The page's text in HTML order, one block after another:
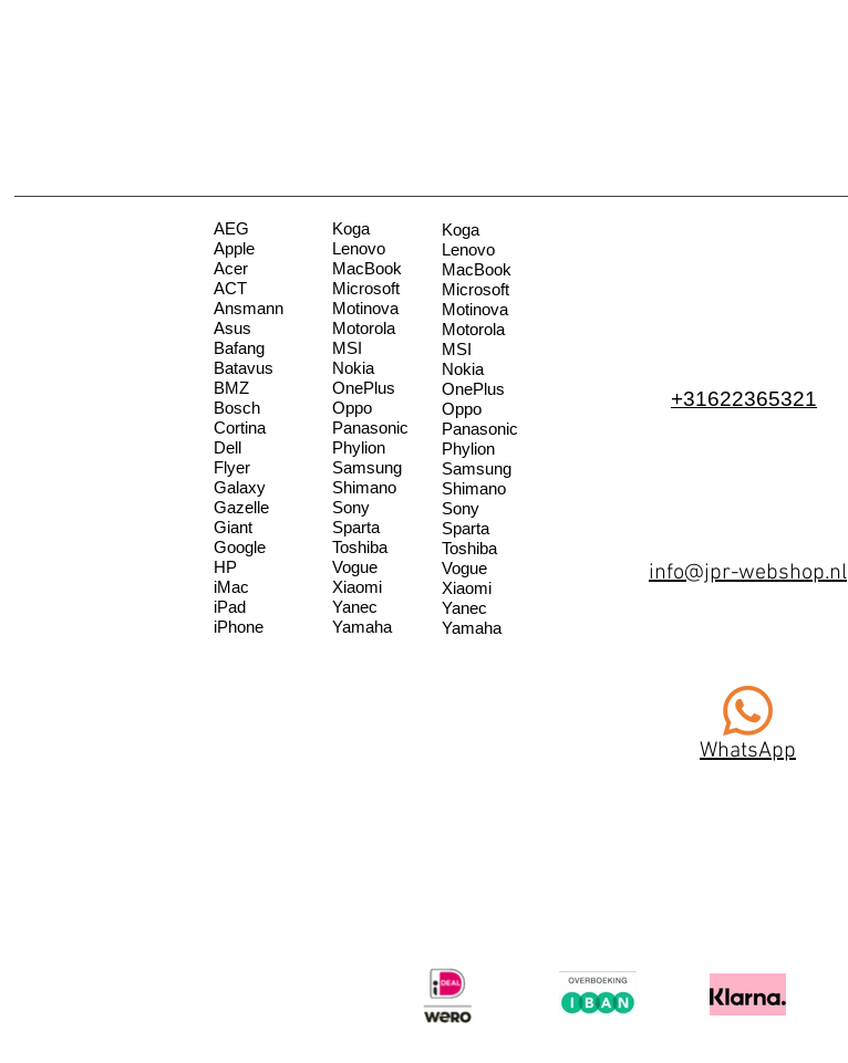
AEG
Apple
Acer
ACT
Ansmann
Asus
Bafang
Batavus
BMZ
Bosch
Cortina
Dell
Flyer
Galaxy
Gazelle
Giant
Google
HP
iMac
iPad
iPhone
Koga
Lenovo
MacBook
Microsoft
Motinova
Motorola
MSI
Nokia
OnePlus
Oppo
Panasonic
Phylion
Samsung
Shimano
Sony
Sparta
Toshiba
Vogue
Xiaomi
Yanec
Yamaha
Koga
Lenovo
MacBook
Microsoft
Motinova
Motorola
MSI
Nokia
OnePlus
Oppo
Panasonic
Phylion
Samsung
Shimano
Sony
Sparta
Toshiba
Vogue
Xiaomi
Yanec
Yamaha
+31622365321
info@jpr-webshop.nl
WhatsApp